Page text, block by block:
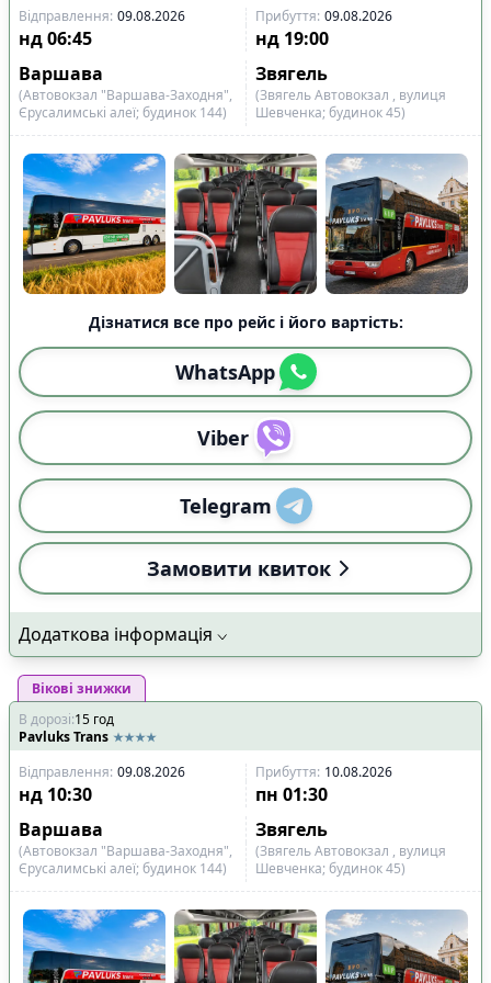
Місце для інвалідного візка
рейси
Скинути
Відправлення: 09.08.2026 Прибуття: 09.08.2026
нд06:45 нд 19:00
Варшава
Звягель
(Автовокзал "Варшава-Заходня",
Єрусалимські алеї; будинок 144)
(Звягель Автовокзал , вулиця
Шевченка; будинок 45)
Дізнатися все про рейс і його вартість:
WhatsApp
Viber
Telegram
Замовити квиток
Додаткова інформація
Вікові знижки
В дорозі:15 год
Pavluks Trans
Відправлення: 09.08.2026 Прибуття: 10.08.2026
нд 10:30 пн 01:30
Варшава
Звягель
(Автовокзал "Варшава-Заходня",
Єрусалимські алеї; будинок 144)
(Звягель Автовокзал , вулиця
Шевченка; будинок 45)